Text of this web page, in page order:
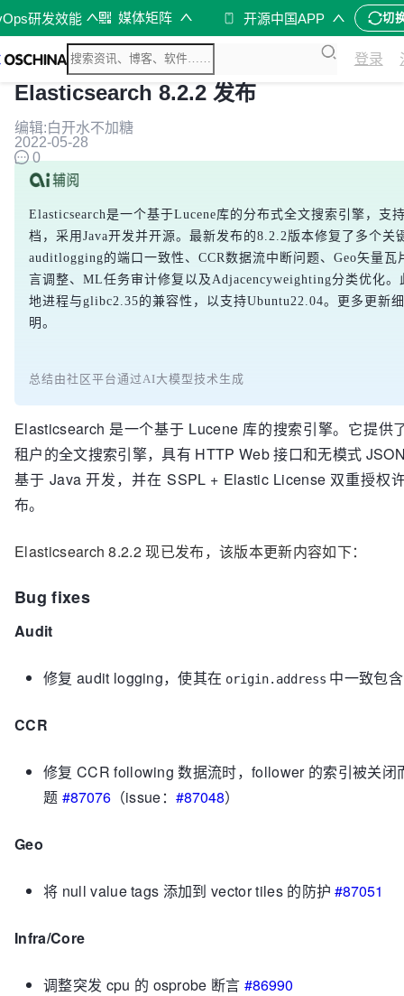
研发效能 媒体矩阵 开源中国APP 切
登录
Elasticsearch 8.2.2 发布
编辑:白开水不加糖
2022-05-28
0
Elasticsearch是一个基于Lucene库的分布式全文搜索引擎，支
档，采用Java开发并开源。最新发布的8.2.2版本修复了多个关
auditlogging的端口一致性、CCR数据流中断问题、Geo矢量瓦
言调整、ML任务审计修复以及Adjacencyweighting分类优化
地进程与glibc2.35的兼容性，以支持Ubuntu22.04。更多更新
明。
总结由社区平台通过AI大模型技术生成
Elasticsearch 是一个基于 Lucene 库的搜索引擎。它提供
租户的全文搜索引擎，具有 HTTP Web 接口和无模式
基于 Java 开发，并在 SSPL + Elastic License 双重授权
布。
Elasticsearch 8.2.2 现已发布，该版本更新内容如下：
Bug fixes
Audit
修复 audit logging，使其在 origin.address 中一致包
CCR
修复 CCR following 数据流时，follower 的索引被关闭
题 #87076（issue： #87048）
Geo
将 null value tags 添加到 vector tiles 的防护 #87051
Infra/Core
调整突发 cpu 的 osprobe 断言#86990